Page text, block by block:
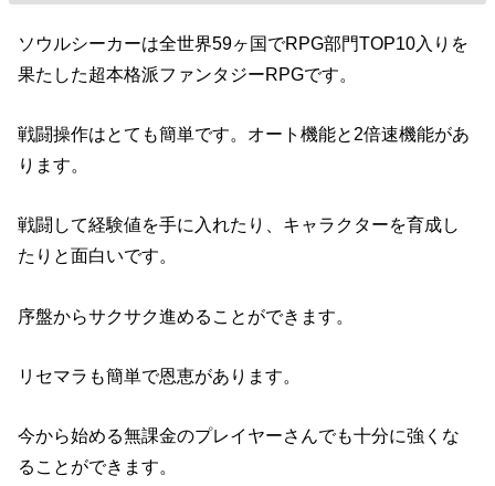
ソウルシーカーは全世界59ヶ国でRPG部門TOP10入りを
果たした超本格派ファンタジーRPGです。
戦闘操作はとても簡単です。オート機能と2倍速機能があ
ります。
戦闘して経験値を手に入れたり、キャラクターを育成し
たりと面白いです。
序盤からサクサク進めることができます。
リセマラも簡単で恩恵があります。
今から始める無課金のプレイヤーさんでも十分に強くな
ることができます。